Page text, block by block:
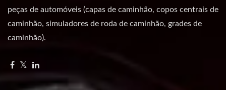
peças de automóveis (capas de caminhão, copos centrais de
caminhão, simuladores de roda de caminhão, grades de
caminhão).